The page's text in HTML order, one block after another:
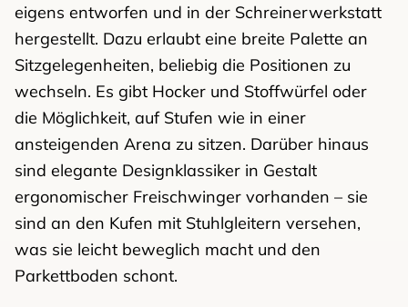
eigens entworfen und in der Schreinerwerkstatt
hergestellt. Dazu erlaubt eine breite Palette an
Sitzgelegenheiten, beliebig die Positionen zu
wechseln. Es gibt Hocker und Stoffwürfel oder
die Möglichkeit, auf Stufen wie in einer
ansteigenden Arena zu sitzen. Darüber hinaus
sind elegante Designklassiker in Gestalt
ergonomischer Freischwinger vorhanden – sie
sind an den Kufen mit Stuhlgleitern versehen,
was sie leicht beweglich macht und den
Parkettboden schont.